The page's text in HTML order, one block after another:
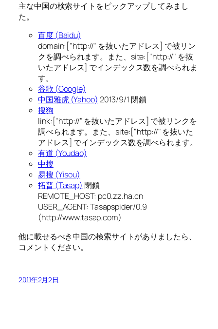
主な中国の検索サイトをピックアップしてみまし
た。
百度 (Baidu)
domain:["http://" を抜いたアドレス] で被リン
クを調べられます。また、site:["http://" を抜
いたアドレス] でインデックス数を調べられま
す。
谷歌 (Google)
中国雅虎 (Yahoo) 2013/9/1 閉鎖
搜狗
link:["http://" を抜いたアドレス] で被リンクを
調べられます。また、site:["http://" を抜いた
アドレス] でインデックス数を調べられます。
有道 (Youdao)
中搜
易搜 (Yisou)
拓普 (Tasap) 閉鎖
REMOTE_HOST: pc0.zz.ha.cn
USER_AGENT: Tasapspider/0.9
(http://www.tasap.com)
他に載せるべき中国の検索サイトがありましたら、
コメントください。
2011年2月2日